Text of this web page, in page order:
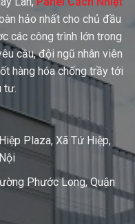
hảo nhất cho chủ đầu
các công trình lớn trong
cầu, đội ngũ nhân viên
hàng hóa chống trầy tới
tư.
Plaza, Xã Tứ Hiệp,
Phước Long, Quận